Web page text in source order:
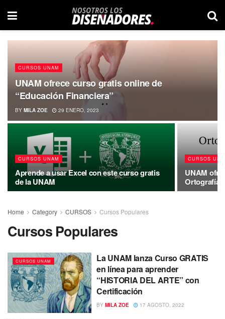
CURSOS UNAM
UNAM ofrece curso gratis online de
“Educación Financiera”
BY MILA ZOE 29 ENERO, 2023
CURSOS UNAM
Aprende a usar Excel con este curso gratis
de la UNAM
CURSOS
UNAM
Ortografía
Home Category CURSOS Cursos Populares
Cursos Populares
CURSOS UNAM
La UNAM lanza Curso GRATIS
en línea para aprender
“HISTORIA DEL ARTE” con
Certificación
BY MILA ZOE 17 AGOSTO, 2022